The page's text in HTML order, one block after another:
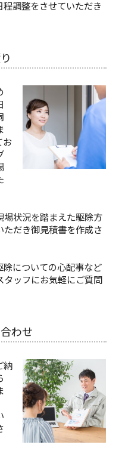
調整をさせていただき
お
場状況を踏まえた駆除方
ただき御見積書を作成さ
除についての心配事など
タッフにお気軽にご質問
わせ
納